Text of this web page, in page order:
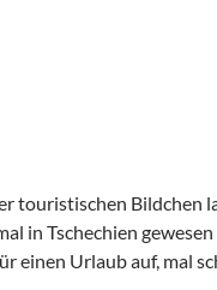
touristischen Bildchen
in Tschechien
einen Urlaub auf, mal